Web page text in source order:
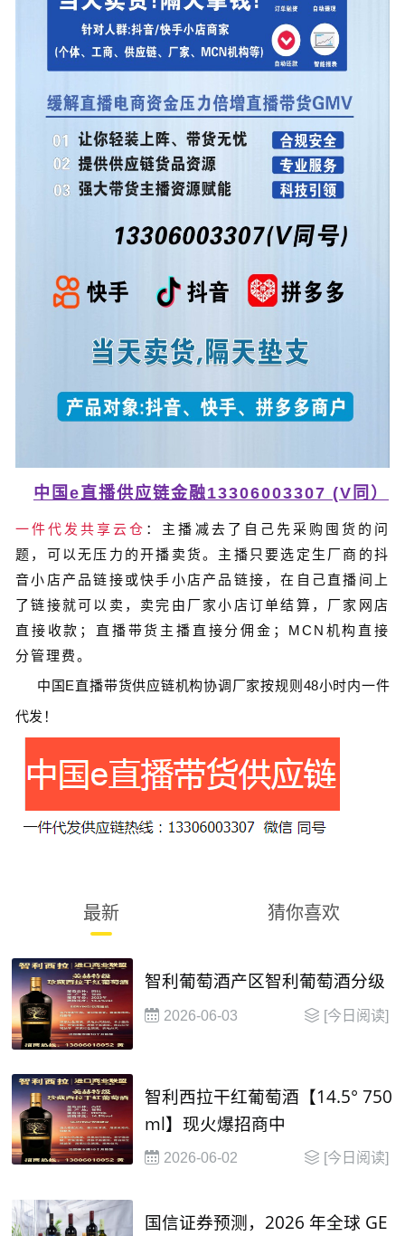
中国e直播供应链金融13306003307 (V同）
一件代发共享云仓 ：主播减去了自己先采购囤货的问
题，可以无压力的开播卖货。主播只要选定生厂商的抖
音小店产品链接或快手小店产品链接，在自己直播间上
了链接就可以卖，卖完由厂家小店订单结算，厂家网店
直接收款；直播带货主播直接分佣金；MCN机构直接
分管理费。
中国E直播带货供应链机构协调厂家按规则 48小时内一件
代发！
最新 猜你喜欢
智利葡萄酒产区智利葡萄酒分级
2026-06-03 [今日阅读]
智利西拉干红葡萄酒【14.5° 750
ml】现火爆招商中
2026-06-02 [今日阅读]
国信证券预测，2026 年全球 GE